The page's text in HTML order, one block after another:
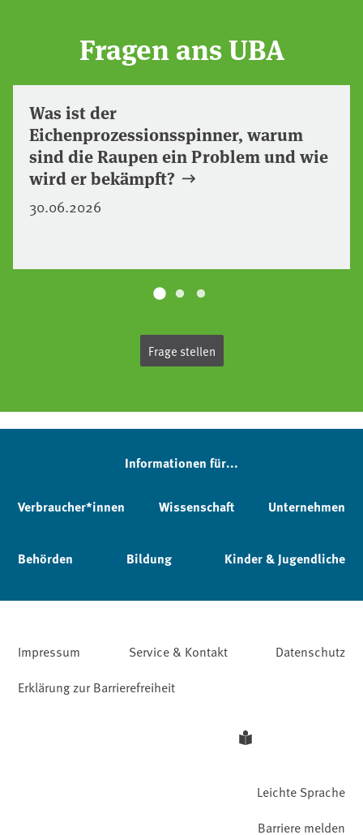
Fragen ans UBA
Was ist der
Eichenprozessionsspinner, warum
sind die Raupen ein Problem und wie
wird er bekämpft?
30.06.2026
Frage stellen
Informationen für...
Verbraucher*innen Wissenschaft Unternehmen
Behörden Bildung Kinder & Jugendliche
Impressum Service & Kontakt
Datenschutz
Erklärung zur Barrierefreiheit
Leichte Sprache
Barriere melden